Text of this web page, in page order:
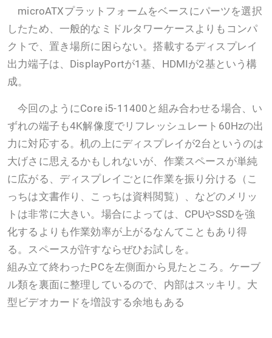
microATXプラットフォームをベースにパーツを選択
したため、一般的なミドルタワーケースよりもコンパ
クトで、置き場所に困らない。搭載するディスプレイ
出力端子は、DisplayPortが1基、HDMIが2基という構
成。
今回のようにCore i5-11400と組み合わせる場合、い
ずれの端子も4K解像度でリフレッシュレート60Hzの出
力に対応する。机の上にディスプレイが2台というのは
大げさに思えるかもしれないが、作業スペースが単純
に広がる、ディスプレイごとに作業を振り分ける（こ
っちは文書作り、こっちは資料閲覧）、などのメリッ
トは非常に大きい。場合によっては、CPUやSSDを強
化するよりも作業効率が上がるなんてこともあり得
る。スペースが許すならぜひお試しを。
組み立て終わったPCを左側面から見たところ。ケーブ
ル類を裏面に整理しているので、内部はスッキリ。大
型ビデオカードを増設する余地もある